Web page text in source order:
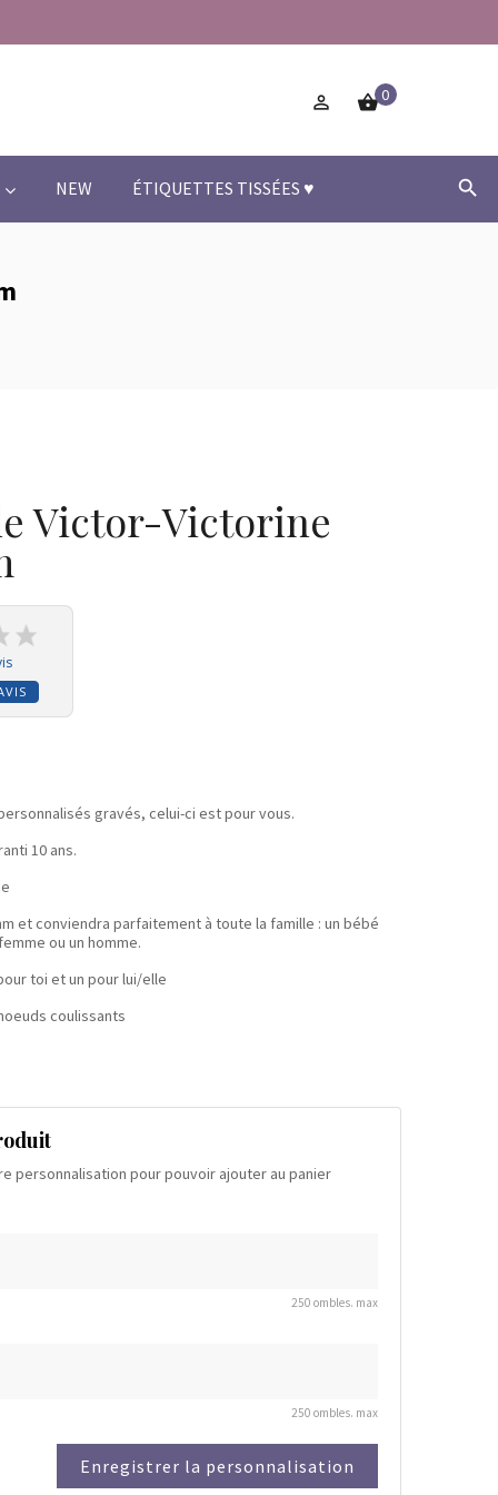
 0
NEW ÉTIQUETTES TISSÉES ♥ 
Victor-Victorine
gravés, celui-ci est pour vous.
10 ans.
et conviendra parfaitement à toute la famille : un bébé
ou un homme.
toi et un pour lui/elle
coulissants
personnalisation pour pouvoir ajouter au panier
250 ombles. max
250 ombles. max
Enregistrer la personnalisation